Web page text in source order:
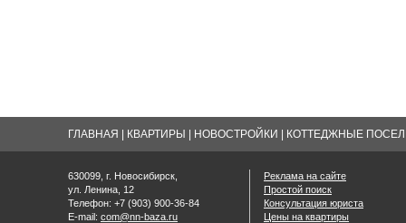
ГЛАВНАЯ КВАРТИРЫ НОВОСТРОЙКИ КОТТЕДЖНЫЕ
630099, г. Новосибирск,
ул. Ленина, 12
Телефон: +7 (903) 900-36-84
E-mail: com@nn-baza.ru
Реклама на сайте
Простой поиск
Консультация юриста
Цены на квартиры